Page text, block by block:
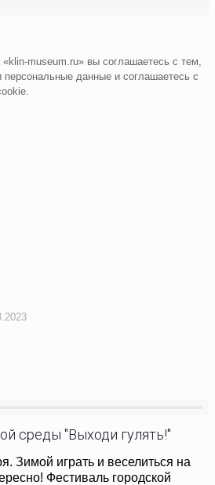
museum.ru» вы соглашаетесь с тем,
данные и соглашаетесь с
среды "Выходи гулять!"
Зимой играть и веселиться на
Фестиваль городской